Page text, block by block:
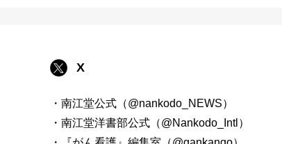
X
・南江堂公式（@nankodo_NEWS）
・南江堂洋書部公式（@Nankodo_Intl）